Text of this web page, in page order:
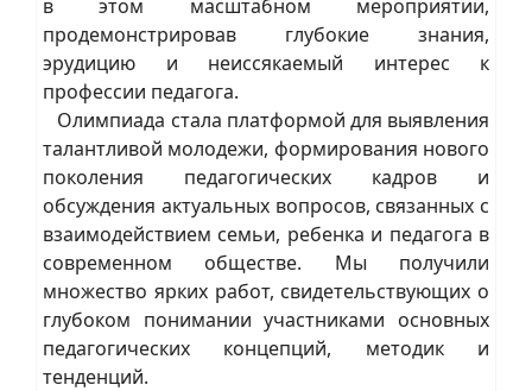
в этом масштабном мероприятии,
продемонстрировав глубокие знания,
эрудицию и неиссякаемый интерес к
профессии педагога.
Олимпиада стала платформой для выявления
талантливой молодежи, формирования нового
поколения педагогических кадров и
обсуждения актуальных вопросов, связанных с
взаимодействием семьи, ребенка и педагога в
современном обществе. Мы получили
множество ярких работ, свидетельствующих о
глубоком понимании участниками основных
педагогических концепций, методик и
тенденций.